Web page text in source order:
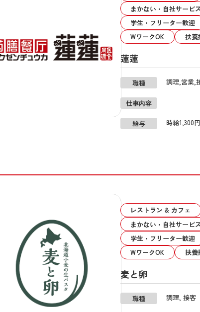
まかない・自社サービ
学生・フリーター歓迎
WワークOK
扶養
蓮蓮
職種 調理,営業,
仕事内容
給与 時給1,300
レストラン & カフェ
まかない・自社サービ
学生・フリーター歓迎
WワークOK
扶養
麦と卵
職種 調理, 接客